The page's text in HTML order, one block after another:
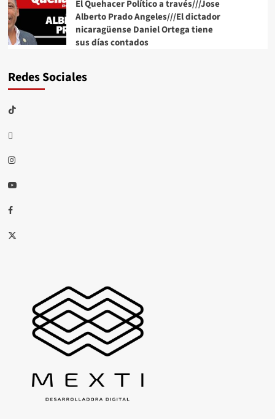
El Quehacer Político a través///Jose
Alberto Prado Angeles///El dictador
nicaragüense Daniel Ortega tiene
sus días contados
Redes Sociales
TikTok
threads
Instagram
Youtube
Facebook
X